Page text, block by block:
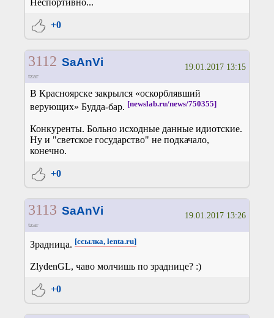
Неспортивно...
+0
3112 SaAnVi
tzar
19.01.2017 13:15
В Красноярске закрылся «оскорблявший
верующих» Будда-бар. [newslab.ru/news/750355]
Конкуренты. Больно исходные данные идиотские.
Ну и "светское государство" не подкачало,
конечно.
+0
3113 SaAnVi
tzar
19.01.2017 13:26
Зрадница. [ссылка, lenta.ru]
ZlydenGL, чаво молчишь по зраднице? :)
+0